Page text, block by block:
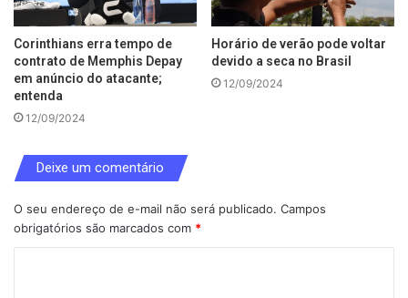
Corinthians erra tempo de
contrato de Memphis Depay
em anúncio do atacante;
entenda
12/09/2024
Horário de verão pode voltar
devido a seca no Brasil
12/09/2024
Deixe um comentário
O seu endereço de e-mail não será publicado. Campos
obrigatórios são marcados com *